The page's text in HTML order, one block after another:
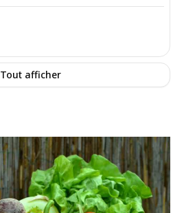
Tout afficher